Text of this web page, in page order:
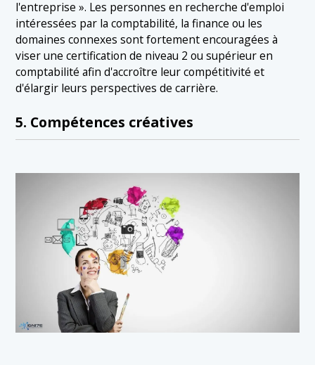
l'entreprise ». Les personnes en recherche d'emploi
intéressées par la comptabilité, la finance ou les
domaines connexes sont fortement encouragées à
viser une certification de niveau 2 ou supérieur en
comptabilité afin d'accroître leur compétitivité et
d'élargir leurs perspectives de carrière.
5. Compétences créatives